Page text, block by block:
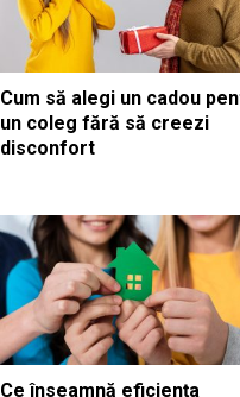
Cum să alegi un cadou
un coleg fără să creezi
disconfort
Ce înseamnă eficiența